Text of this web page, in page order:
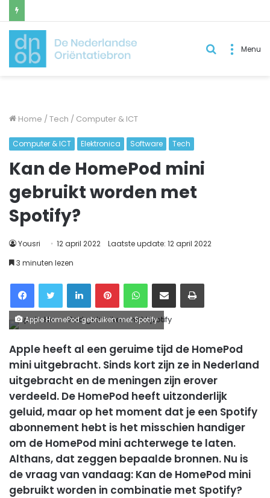
Menu
Zoek
Home /Tech / Computer & ICT
Computer & ICT Elektronica Software Tech
Kan de HomePod mini
gebruikt worden met
Spotify?
Yousri 12 april 2022
Laatste update: 12 april 2022
3 minuten lezen
FacebookTwitter LinkedInPinterestWhatsApp
Delen via Email Printen
Apple HomePod gebruiken met Spotify
Apple heeft al een geruime tijd de HomePod
mini uitgebracht. Sinds kort zijn ze in Nederland
uitgebracht en de meningen zijn erover
verdeeld. De HomePod heeft uitzonderlijk
geluid, maar op het moment dat je een Spotify
abonnement hebt is het misschien handiger
om de HomePod mini achterwege te laten.
Althans, dat zeggen bepaalde bronnen. Nu is
de vraag van vandaag: Kan de HomePod mini
gebruikt worden in combinatie met Spotify?